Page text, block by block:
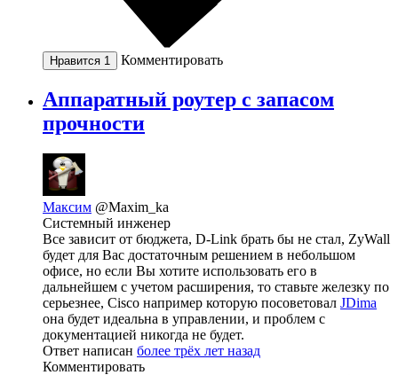
Нравится 1 Комментировать
Аппаратный роутер с запасом
прочности
Максим @Maxim_ka
Системный инженер
Все зависит от бюджета, D-Link брать бы не стал, ZyWall
будет для Вас достаточным решением в небольшом
офисе, но если Вы хотите использовать его в
дальнейшем с учетом расширения, то ставьте железку по
серьезнее, Cisco например которую посоветовал JDima
она будет идеальна в управлении, и проблем с
документацией никогда не будет.
Ответ написан более трёх лет назад
Комментировать